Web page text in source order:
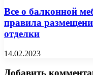
Все о балконной
правила
отделки
14.02.2023
Добавить